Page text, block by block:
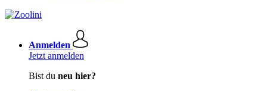
Anmelden
Jetzt anmelden
Bist du neu hier?